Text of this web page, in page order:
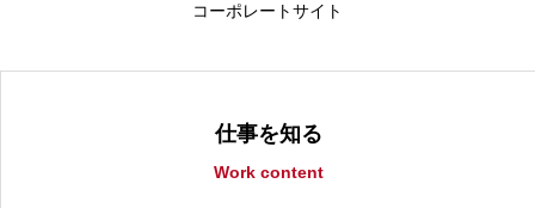
コーポレートサイト
仕事を知る
Work content